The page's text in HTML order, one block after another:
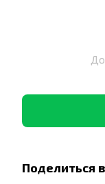
Поделиться